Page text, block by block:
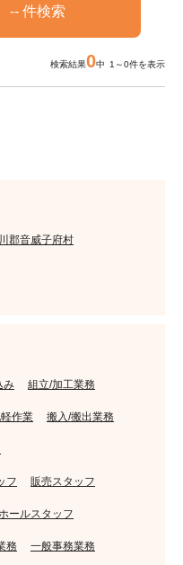
検索結果0中 1～0件を表示
郡音威子府村
み 組立/加工業務
作業 搬入/搬出業務
フ 販売スタッフ
ールスタッフ
務 一般事務業務